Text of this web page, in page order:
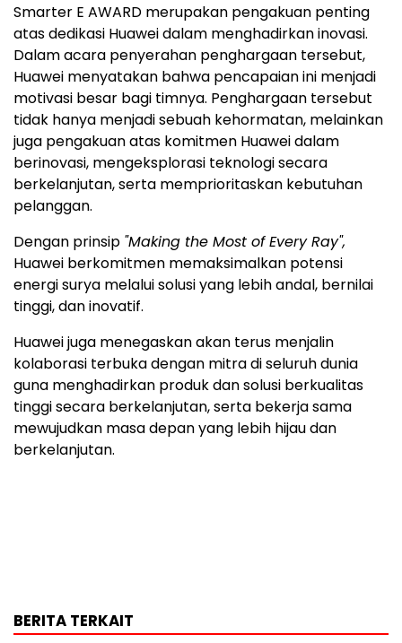
Smarter E AWARD merupakan pengakuan penting
atas dedikasi Huawei dalam menghadirkan inovasi.
Dalam acara penyerahan penghargaan tersebut,
Huawei menyatakan bahwa pencapaian ini menjadi
motivasi besar bagi timnya. Penghargaan tersebut
tidak hanya menjadi sebuah kehormatan, melainkan
juga pengakuan atas komitmen Huawei dalam
berinovasi, mengeksplorasi teknologi secara
berkelanjutan, serta memprioritaskan kebutuhan
pelanggan.
Dengan prinsip "Making the Most of Every Ray",
Huawei berkomitmen memaksimalkan potensi
energi surya melalui solusi yang lebih andal, bernilai
tinggi, dan inovatif.
Huawei juga menegaskan akan terus menjalin
kolaborasi terbuka dengan mitra di seluruh dunia
guna menghadirkan produk dan solusi berkualitas
tinggi secara berkelanjutan, serta bekerja sama
mewujudkan masa depan yang lebih hijau dan
berkelanjutan.
BERITA TERKAIT